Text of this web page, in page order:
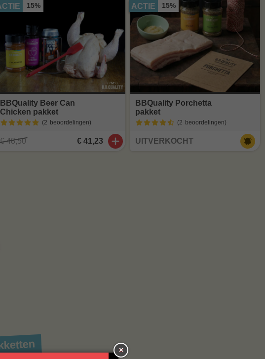
15%
BBQuality Beer Can
Chicken pakket
(2 beoordelingen)
€ 48,50 € 41,23
ACTIE 15%
BBQuality Porchetta
pakket
(2 beoordelingen)
UITVERKOCHT
×